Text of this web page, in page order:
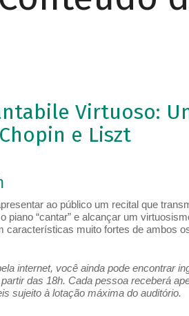
Virtuoso:
e Liszt
ao público um recital que
“cantar” e alcançar um
características muito fortes de ambos
internet, você ainda pode encontrar
das 18h. Cada pessoa receberá
sujeito à lotação máxima do auditório.